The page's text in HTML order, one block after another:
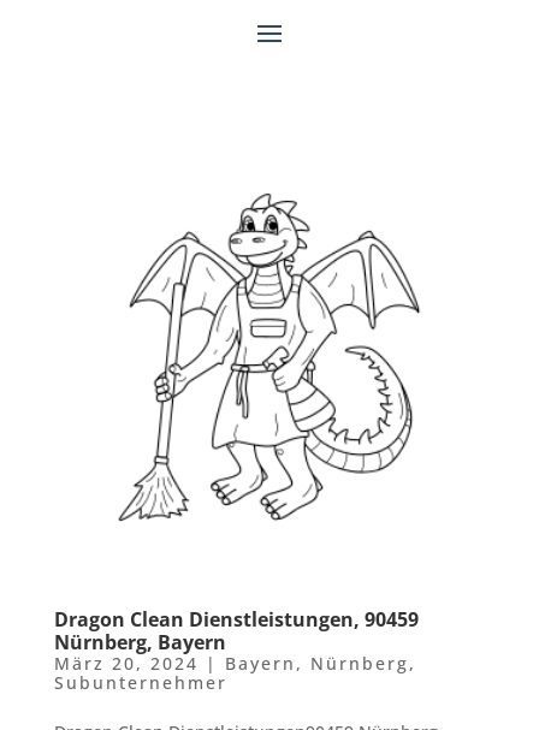
Dragon Clean Dienstleistungen, 90459
Nürnberg, Bayern
März 20, 2024 | Bayern , Nürnberg,
Subunternehmer